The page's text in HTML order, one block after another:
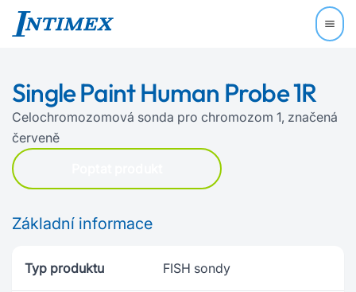
Single Paint Human Probe 1R
Celochromozomová sonda pro chromozom 1, značená
červeně
Základní informace
Typ produktu FISH sondy